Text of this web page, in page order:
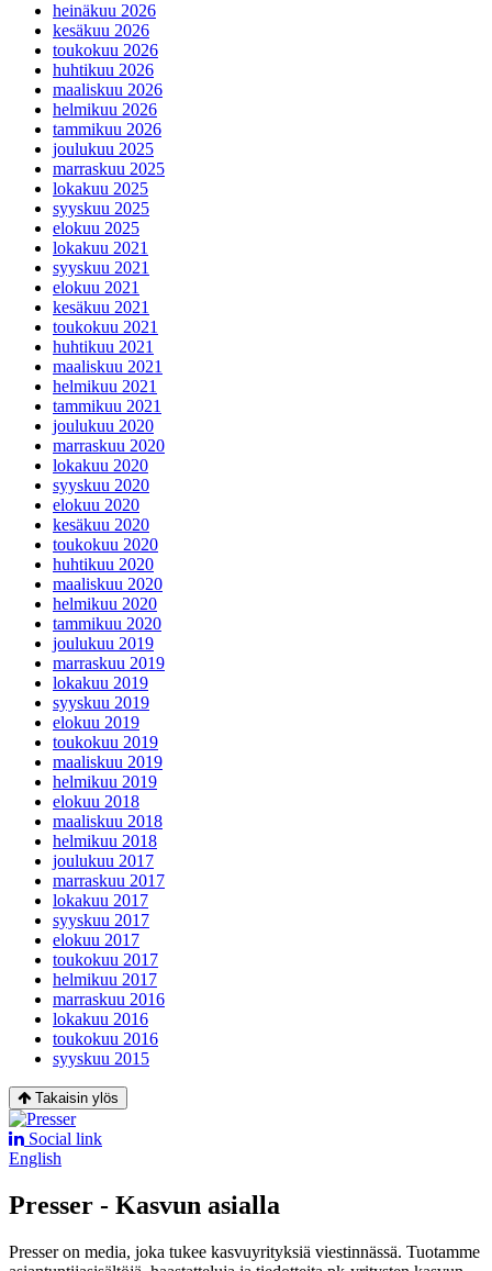
heinäkuu 2026
kesäkuu 2026
toukokuu 2026
huhtikuu 2026
maaliskuu 2026
helmikuu 2026
tammikuu 2026
joulukuu 2025
marraskuu 2025
lokakuu 2025
syyskuu 2025
elokuu 2025
lokakuu 2021
syyskuu 2021
elokuu 2021
kesäkuu 2021
toukokuu 2021
huhtikuu 2021
maaliskuu 2021
helmikuu 2021
tammikuu 2021
joulukuu 2020
marraskuu 2020
lokakuu 2020
syyskuu 2020
elokuu 2020
kesäkuu 2020
toukokuu 2020
huhtikuu 2020
maaliskuu 2020
helmikuu 2020
tammikuu 2020
joulukuu 2019
marraskuu 2019
lokakuu 2019
syyskuu 2019
elokuu 2019
toukokuu 2019
maaliskuu 2019
helmikuu 2019
elokuu 2018
maaliskuu 2018
helmikuu 2018
joulukuu 2017
marraskuu 2017
lokakuu 2017
syyskuu 2017
elokuu 2017
toukokuu 2017
helmikuu 2017
marraskuu 2016
lokakuu 2016
toukokuu 2016
syyskuu 2015
Takaisin ylös
Social link
English
Presser - Kasvun asialla
Presser on media, joka tukee kasvuyrityksiä viestinnässä. Tuotamme